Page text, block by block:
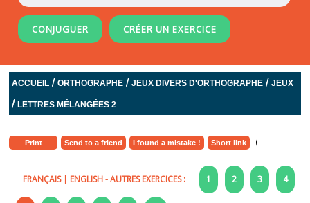
CONJUGUER CRÉER UN EXERCICE
ACCUEIL /ORTHOGRAPHE /JEUX DIVERS D'ORTHOGRAPHE /JEUX
/LETTRES MÉLANGÉES 2
Print Send to a friend I found a mistake ! Short link
FRANÇAIS| ENGLISH- AUTRES EXERCICES : 1 2 3 4